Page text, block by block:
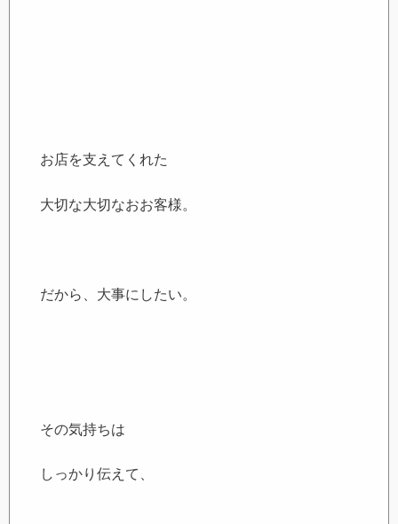
お店を支えてくれた
大切な大切なおお客様。
だから、大事にしたい。
その気持ちは
しっかり伝えて、